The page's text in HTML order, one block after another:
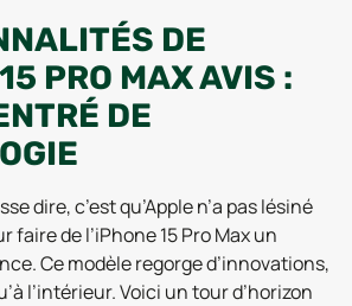
DE
PRO MAX AVIS :
DE
dire, c’est qu’Apple n’a pas lésiné
faire de l’iPhone 15 Pro Max un
Ce modèle regorge d’innovations,
l’intérieur. Voici un tour d’horizon